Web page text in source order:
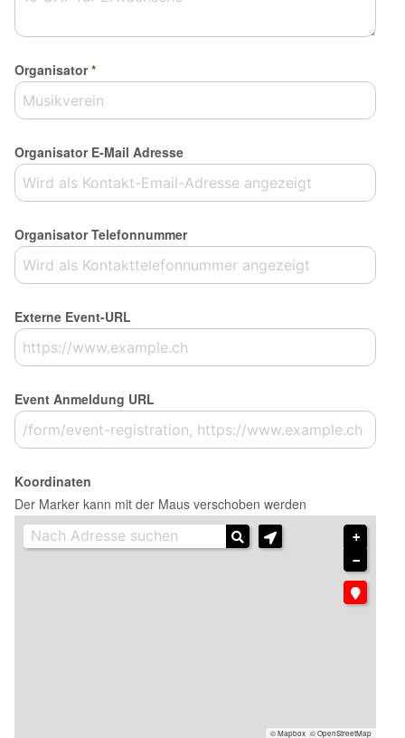
Organisator *
Organisator E-Mail Adresse
Organisator Telefonnummer
Externe Event-URL
Event Anmeldung URL
Koordinaten
Der Marker kann mit der Maus verschoben werden
+
−
© Mapbox © OpenStreetMap